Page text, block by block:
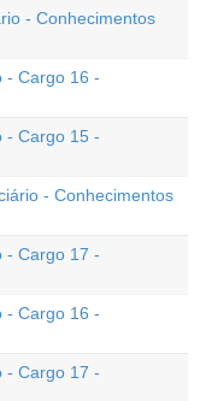
- Conhecimentos
- Cargo 16 -
- Cargo 15 -
- Conhecimentos
- Cargo 17 -
- Cargo 16 -
- Cargo 17 -